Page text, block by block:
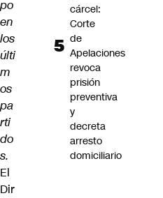
po
en
los
últi
m
os
pa
rti
do
s.
El
Dir
cárcel:
Corte
de
Apelaciones
revoca
prisión
preventiva
y
decreta
arresto
domiciliario